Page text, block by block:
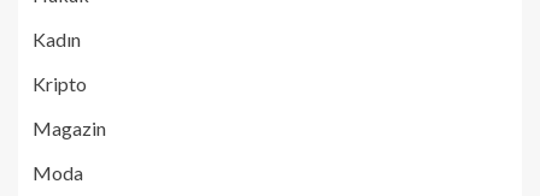
Kadın
Kripto
Magazin
Moda